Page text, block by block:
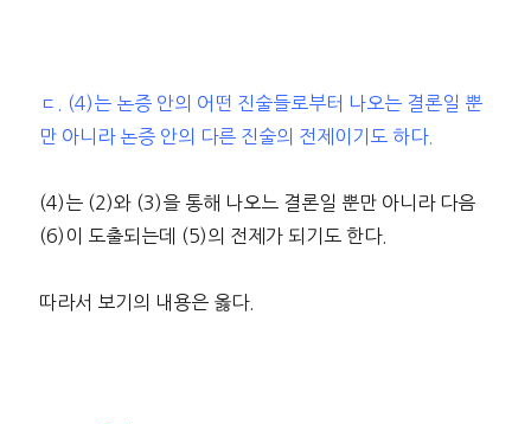
ㄷ. (4)는 논증 안의 어떤 진술들로부터 나오는 결론일 뿐
만 아니라 논증 안의 다른 진술의 전제이기도 하다.
(4)는 (2)와 (3)을 통해 나오느 결론일 뿐만 아니라 다음
(6)이 도출되는데 (5)의 전제가 되기도 한다.
따라서 보기의 내용은 옳다.